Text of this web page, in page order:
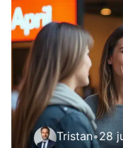
Tristan•28